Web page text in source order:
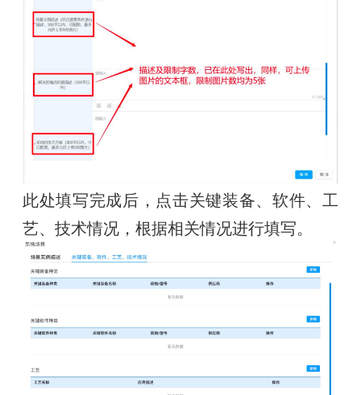
此处填写完成后，点击关键装备、软件、工
艺、技术情况，根据相关情况进行填写。